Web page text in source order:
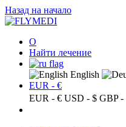
Назад на начало
О
Найти лечение
English
EUR - €
EUR - € USD - $ GBP -